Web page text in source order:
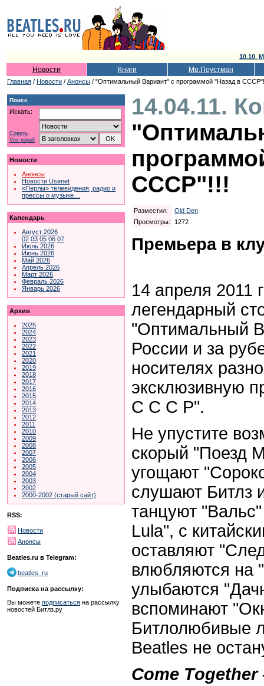
10.10.
Новости Книги Мр.Поустман
Главная / Новости / Анонсы / "Оптимальный Вариант" с программой "Назад в
Поиск
Искать:
Советы
Vox populi
Новости
Анонсы
Новости Usenet
«Перлы» телевидения, радио и
прессы о музыке…
Календарь
Август 2026
02 03 05 06 07
Июль 2026
Июнь 2026
Май 2026
Апрель 2026
Март 2026
Февраль 2026
Январь 2026
Архив
2025
2024
2023
2022
2021
2020
2019
2018
2017
2016
2015
2014
2013
2012
2011
2010
2009
2008
2007
2006
2005
2004
2003
2002
2000-2002 (старый сайт)
RSS:
Новости
Анонсы
Beatles.ru в Telegram:
beatles_ru
Подписка на рассылку:
Вы можете подписаться на рассылку
новостей Битлз.ру
14.04.11.
СССР"!!!
Разместил:
Old Den
Просмотры:
1272
Премьера в
14 апреля 2011
легендарный
"Оптимальный
России и за
носителях
эксклюзивную
С С С Р".
Не упустите
скорый "Поезд
угощают
слушают Битлз
танцуют
Lula", с
оставляют
влюбляются на
улыбаются
вспоминают
Битлолюбивые
Beatles не
Come